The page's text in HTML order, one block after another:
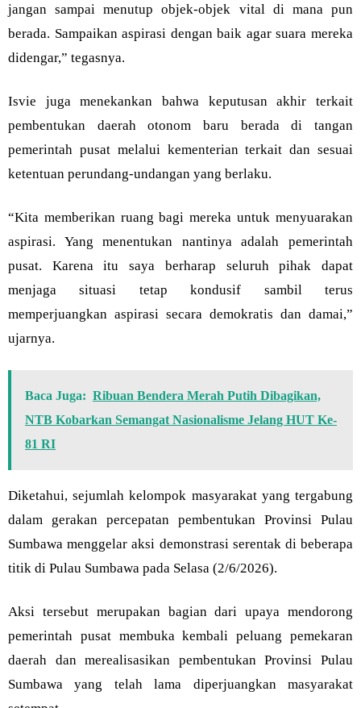
jangan sampai menutup objek-objek vital di mana pun
berada. Sampaikan aspirasi dengan baik agar suara mereka
didengar,” tegasnya.
Isvie juga menekankan bahwa keputusan akhir terkait
pembentukan daerah otonom baru berada di tangan
pemerintah pusat melalui kementerian terkait dan sesuai
ketentuan perundang-undangan yang berlaku.
“Kita memberikan ruang bagi mereka untuk menyuarakan
aspirasi. Yang menentukan nantinya adalah pemerintah
pusat. Karena itu saya berharap seluruh pihak dapat
menjaga situasi tetap kondusif sambil terus
memperjuangkan aspirasi secara demokratis dan damai,”
ujarnya.
Baca Juga: Ribuan Bendera Merah Putih Dibagikan,
NTB Kobarkan Semangat Nasionalisme Jelang HUT Ke-
81 RI
Diketahui, sejumlah kelompok masyarakat yang tergabung
dalam gerakan percepatan pembentukan Provinsi Pulau
Sumbawa menggelar aksi demonstrasi serentak di beberapa
titik di Pulau Sumbawa pada Selasa (2/6/2026).
Aksi tersebut merupakan bagian dari upaya mendorong
pemerintah pusat membuka kembali peluang pemekaran
daerah dan merealisasikan pembentukan Provinsi Pulau
Sumbawa yang telah lama diperjuangkan masyarakat